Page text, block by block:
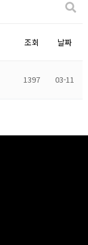
조회 날짜
1397 03-11